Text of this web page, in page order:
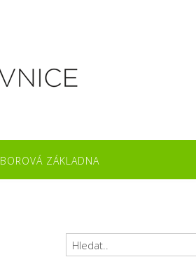
ZÁKLADNA